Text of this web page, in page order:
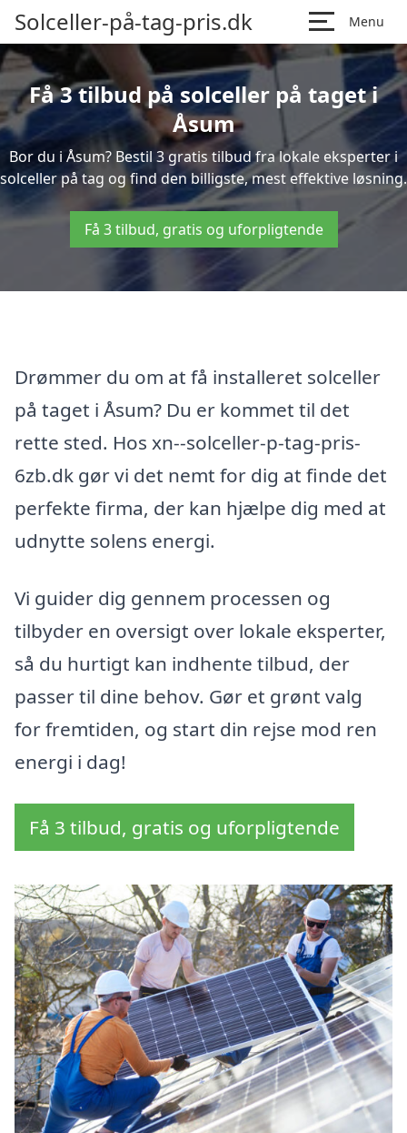
Solceller-på-tag-pris.dk Menu
Få 3 tilbud på solceller på taget i
Åsum
Bor du i Åsum? Bestil 3 gratis tilbud fra lokale eksperter i
solceller på tag og find den billigste, mest effektive løsning.
Få 3 tilbud, gratis og uforpligtende
Drømmer du om at få installeret solceller
på taget i Åsum? Du er kommet til det
rette sted. Hos xn--solceller-p-tag-pris-
6zb.dk gør vi det nemt for dig at finde det
perfekte firma, der kan hjælpe dig med at
udnytte solens energi.
Vi guider dig gennem processen og
tilbyder en oversigt over lokale eksperter,
så du hurtigt kan indhente tilbud, der
passer til dine behov. Gør et grønt valg
for fremtiden, og start din rejse mod ren
energi i dag!
Få 3 tilbud, gratis og uforpligtende